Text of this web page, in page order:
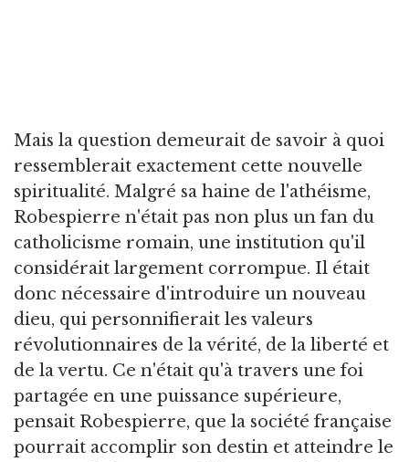
Mais la question demeurait de savoir à quoi
ressemblerait exactement cette nouvelle
spiritualité. Malgré sa haine de l'athéisme,
Robespierre n'était pas non plus un fan du
catholicisme romain, une institution qu'il
considérait largement corrompue. Il était
donc nécessaire d'introduire un nouveau
dieu, qui personnifierait les valeurs
révolutionnaires de la vérité, de la liberté et
de la vertu. Ce n'était qu'à travers une foi
partagée en une puissance supérieure,
pensait Robespierre, que la société française
pourrait accomplir son destin et atteindre le